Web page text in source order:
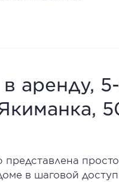
аренду,
в шаговой